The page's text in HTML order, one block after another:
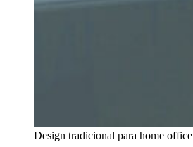
Design tradicional para home office